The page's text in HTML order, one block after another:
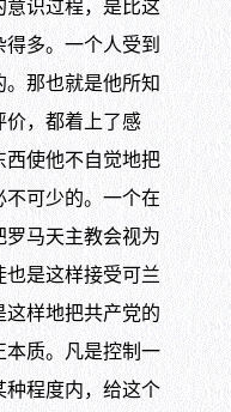
意识过程，是比这
多。一个人受到
那也就是他所知
价，都着上了感
西使他不自觉地把
可少的。一个在
罗马天主教会视为
是这样接受可兰
样地把共产党的
本质。凡是控制一
种程度内，给这个